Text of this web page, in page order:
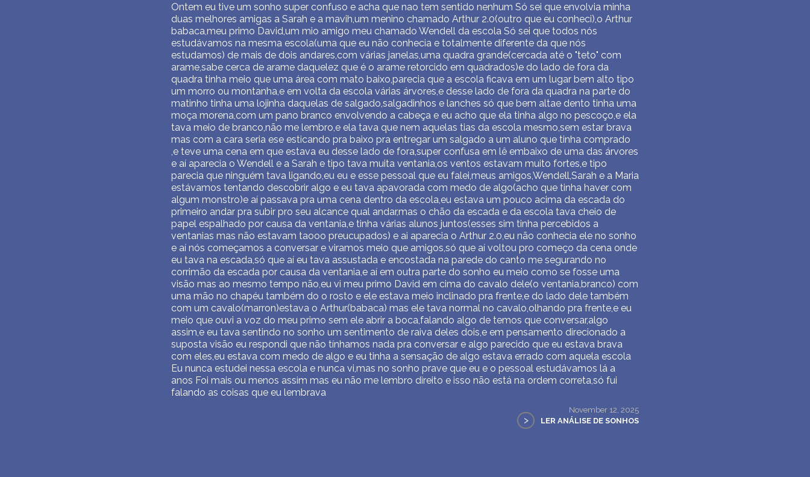
Ontem eu tive um sonho super confuso e acha que nao tem sentido nenhum Só sei que envolvia minha
duas melhores amigas a Sarah e a mavih,um menino chamado Arthur 2.0(outro que eu conheci),o Arthur
babaca,meu primo David,um mio amigo meu chamado Wendell da escola Só sei que todos nós
estudávamos na mesma escola(uma que eu não conhecia e totalmente diferente da que nós
estudamos) de mais de dois andares,com várias janelas,uma quadra grande(cercada até o "teto" com
arame,sabe cerca de arame daquelez que é o arame retorcido em quadrados)e do lado de fora da
quadra tinha meio que uma área com mato baixo,parecia que a escola ficava em um lugar bem alto tipo
um morro ou montanha,e em volta da escola várias árvores,e desse lado de fora da quadra na parte do
matinho tinha uma lojinha daquelas de salgado,salgadinhos e lanches só que bem altae dento tinha uma
moça morena,com um pano branco envolvendo a cabeça e eu acho que ela tinha algo no pescoço,e ela
tava meio de branco,não me lembro,e ela tava que nem aquelas tias da escola mesmo,sem estar brava
mas com a cara seria ese esticando pra baixo pra entregar um salgado a um aluno que tinha comprado
,e teve uma cena em que estava eu desse lado de fora,super confusa em lê embaixo de uma das árvores
e aí aparecia o Wendell e a Sarah e tipo tava muita ventania,os ventos estavam muito fortes,e tipo
parecia que ninguém tava ligando,eu eu e esse pessoal que eu falei,meus amigos,Wendell,Sarah e a Maria
estávamos tentando descobrir algo e eu tava apavorada com medo de algo(acho que tinha haver com
algum monstro)e aí passava pra uma cena dentro da escola,eu estava um pouco acima da escada do
primeiro andar pra subir pro seu alcance qual andar,mas o chão da escada e da escola tava cheio de
papel espalhado por causa da ventania,e tinha várias alunos juntos(esses sim tinha percebidos a
ventanias mas não estavam taooo preucupados) e ai aparecia o Arthur 2.0,eu não conhecia ele no sonho
e aí nós começamos a conversar e viramos meio que amigos,só que aí voltou pro começo da cena onde
eu tava na escada,só que aí eu tava assustada e encostada na parede do canto me segurando no
corrimão da escada por causa da ventania,e aí em outra parte do sonho eu meio como se fosse uma
visão mas ao mesmo tempo não,eu vi meu primo David em cima do cavalo dele(o ventania,branco) com
uma mão no chapéu também do o rosto e ele estava meio inclinado pra frente,e do lado dele também
com um cavalo(marron)estava o Arthur(babaca) mas ele tava normal no cavalo,olhando pra frente,e eu
meio que ouvi a voz do meu primo sem ele abrir a boca,falando algo de temos que conversar,algo
assim,e eu tava sentindo no sonho um sentimento de raiva deles dois,e em pensamento direcionado a
suposta visão eu respondi que não tínhamos nada pra conversar e algo parecido que eu estava brava
com eles,eu estava com medo de algo e eu tinha a sensação de algo estava errado com aquela escola
Eu nunca estudei nessa escola e nunca vi,mas no sonho prave que eu e o pessoal estudávamos lá a
anos Foi mais ou menos assim mas eu não me lembro direito e isso não está na ordem correta,só fui
falando as coisas que eu lembrava
November 12, 2025
> LER ANÁLISE DE SONHOS